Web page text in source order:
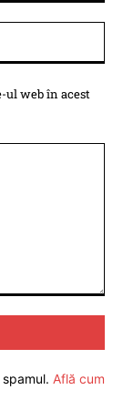
ul web în acest
Află cum